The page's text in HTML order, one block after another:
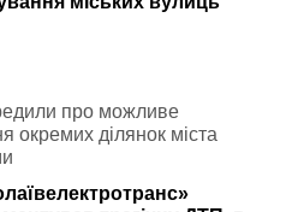
про можливе
окремих ділянок міста